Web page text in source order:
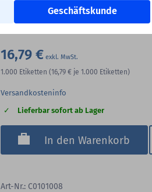
Geschäftskunde
Rollenkern:1,57 Zoll (40 mm)
16,79 €
1.000 Etiketten (16,79 € je 1.000 Etiketten)
Versandkosteninfo
Lieferbar sofort ab Lager
In den Warenkorb
Art-Nr.: C0101008